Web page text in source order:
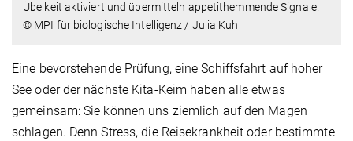
Übelkeit aktiviert und übermitteln appetithemmende Signale.
© MPI für biologische Intelligenz / Julia Kuhl
Eine bevorstehende Prüfung, eine Schiffsfahrt auf hoher
See oder der nächste Kita-Keim haben alle etwas
gemeinsam: Sie können uns ziemlich auf den Magen
schlagen. Denn Stress, die Reisekrankheit oder bestimmte